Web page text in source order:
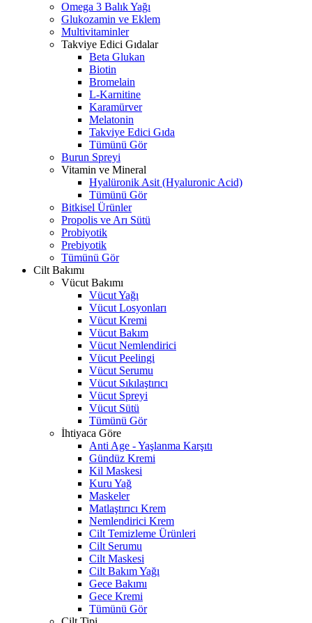
Omega 3 Balık Yağı
Glukozamin ve Eklem
Multivitaminler
Takviye Edici Gıdalar
Beta Glukan
Biotin
Bromelain
L-Karnitine
Karamürver
Melatonin
Takviye Edici Gıda
Tümünü Gör
Burun Spreyi
Vitamin ve Mineral
Hyalüronik Asit (Hyaluronic Acid)
Tümünü Gör
Bitkisel Ürünler
Propolis ve Arı Sütü
Probiyotik
Prebiyotik
Tümünü Gör
Cilt Bakımı
Vücut Bakımı
Vücut Yağı
Vücut Losyonları
Vücut Kremi
Vücut Bakım
Vücut Nemlendirici
Vücut Peelingi
Vücut Serumu
Vücut Sıkılaştırıcı
Vücut Spreyi
Vücut Sütü
Tümünü Gör
İhtiyaca Göre
Anti Age - Yaşlanma Karşıtı
Gündüz Kremi
Kil Maskesi
Kuru Yağ
Maskeler
Matlaştırıcı Krem
Nemlendirici Krem
Cilt Temizleme Ürünleri
Cilt Serumu
Cilt Maskesi
Cilt Bakım Yağı
Gece Bakımı
Gece Kremi
Tümünü Gör